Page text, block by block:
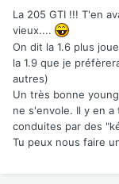
La 205 GTI !!! T'en
vieux....
On dit la 1.6 plus
la 1.9 que je
autres)
Un très bonne
ne s'envole. Il y en
conduites par des
Tu peux nous faire